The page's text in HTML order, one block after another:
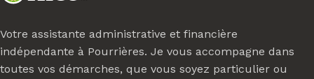
Votre assistante administrative et financière
indépendante à Pourrières. Je vous accompagne dans
toutes vos démarches, que vous soyez particulier ou